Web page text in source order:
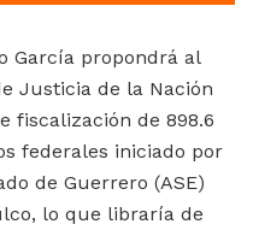
García propondrá al
Justicia de la Nación
fiscalización de 898.6
federales iniciado por
de Guerrero (ASE)
lo que libraría de